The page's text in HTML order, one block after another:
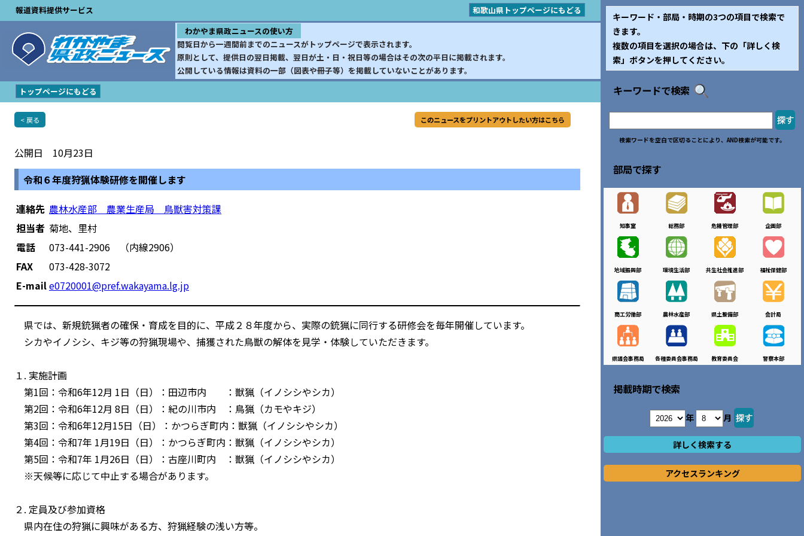
報道資料提供サービス
和歌山県トップページにもどる
わかやま県政ニュースの使い方
閲覧日から一週間前までのニュースがトップページで表示されます。
原則として、提供日の翌日掲載、翌日が土・日・祝日等の場合はその次の平日に掲載されます。
公開している情報は資料の一部（図表や冊子等）を掲載していないことがあります。
トップページにもどる
< 戻る このニュースをプリントアウトしたい方はこちら
公開日 10月23日
令和６年度狩猟体験研修を開催します
連絡先 農林水産部 農業生産局 鳥獣害対策課
担当者 菊地、里村
電話
073-441-2906 （内線2906）
FAX
073-428-3072
E-maile0720001@pref.wakayama.lg.jp
県では、新規銃猟者の確保・育成を目的に、平成２８年度から、実際の銃猟に同行する研修会を毎年開催しています。
シカやイノシシ、キジ等の狩猟現場や、捕獲された鳥獣の解体を見学・体験していただきます。
１. 実施計画
第1回：令和6年12月 1日（日）：田辺市内 ：獣猟（イノシシやシカ）
第2回：令和6年12月 8日（日）：紀の川市内 ：鳥猟（カモやキジ）
第3回：令和6年12月15日（日）：かつらぎ町内：獣猟（イノシシやシカ）
第4回：令和7年 1月19日（日）：かつらぎ町内：獣猟（イノシシやシカ）
第5回：令和7年 1月26日（日）：古座川町内 ：獣猟（イノシシやシカ）
※天候等に応じて中止する場合があります。
２. 定員及び参加資格
県内在住の狩猟に興味がある方、狩猟経験の浅い方等。
キーワード・部局・時期の3つの項目で検索で
きます。
複数の項目を選択の場合は、下の「詳しく検
索」ボタンを押してください。
キーワードで検索
検索ワードを空白で区切ることにより、AND検索が可能です。
部局で探す
知事室 総務部 危機管理部 企画部
地域振興部 環境生活部 共生社会推進部 福祉保健部
商工労働部 農林水産部 県土整備部 会計局
県議会事務局 各種委員会事務局 教育委員会 警察本部
掲載時期で検索
年 月
詳しく検索する
アクセスランキング